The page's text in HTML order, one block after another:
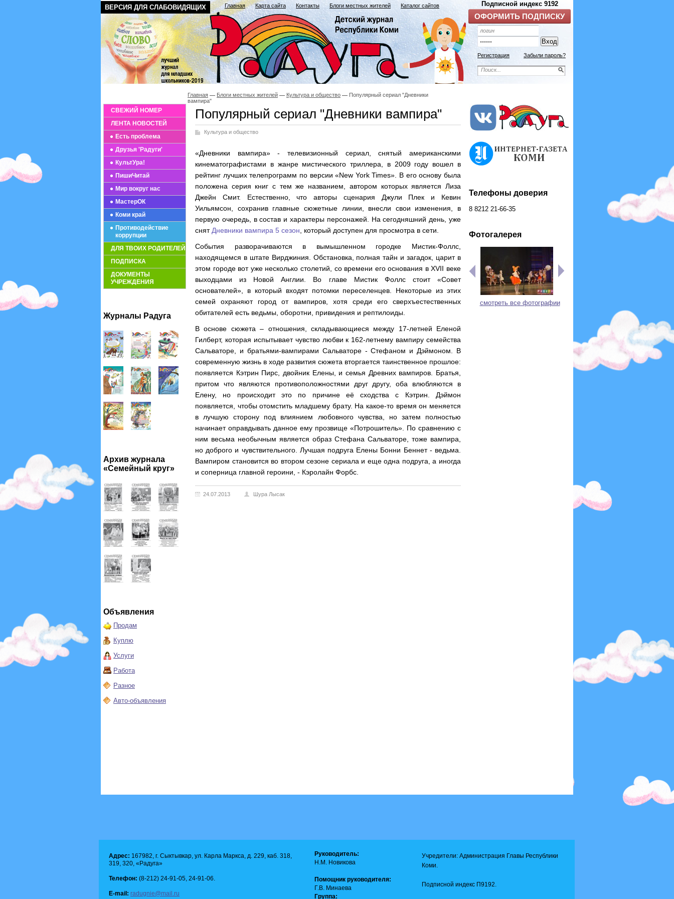
ВЕРСИЯ ДЛЯ СЛАБОВИДЯЩИХ Главная Карта сайта Контакты Блоги местных жителей Каталог сайтов
Регистрация Забыли пароль?
СВЕЖИЙ НОМЕР
ЛЕНТА НОВОСТЕЙ
Есть проблема
Друзья 'Радуги'
КультУра!
ПишиЧитай
Мир вокруг нас
МастерОК
Коми край
Противодействие
коррупции
ДЛЯ ТВОИХ РОДИТЕЛЕЙ
ПОДПИСКА
ДОКУМЕНТЫ
УЧРЕЖДЕНИЯ
Журналы Радуга
Архив журнала
«Семейный круг»
Объявления
Продам
Куплю
Услуги
Работа
Разное
Авто-объявления
Главная Блоги местных жителей Культура и общество
Популярный сериал "Дневники
вампира"
Популярный сериал "Дневники вампира"
Культура и общество
«Дневники вампира» - телевизионный сериал, снятый американскими
кинематографистами в жанре мистического триллера, в 2009 году вошел в
рейтинг лучших телепрограмм по версии «New York Times». В его основу была
положена серия книг с тем же названием, автором которых является Лиза
Джейн Смит. Естественно, что авторы сценария Джули Плек и Кевин
Уильямсон, сохранив главные сюжетные линии, внесли свои изменения, в
первую очередь, в состав и характеры персонажей. На сегодняшний день, уже
снят Дневники вампира 5 сезон , который доступен для просмотра в сети.
События разворачиваются в вымышленном городке Мистик-Фоллс,
находящемся в штате Вирджиния. Обстановка, полная тайн и загадок, царит в
этом городе вот уже несколько столетий, со времени его основания в XVII веке
выходцами из Новой Англии. Во главе Мистик Фоллс стоит «Совет
основателей», в который входят потомки переселенцев. Некоторые из этих
семей охраняют город от вампиров, хотя среди его сверхъестественных
обитателей есть ведьмы, оборотни, привидения и рептилоиды.
В основе сюжета – отношения, складывающиеся между 17-летней Еленой
Гилберт, которая испытывает чувство любви к 162-летнему вампиру семейства
Сальваторе, и братьями-вампирами Сальваторе - Стефаном и Дэймоном. В
современную жизнь в ходе развития сюжета вторгается таинственное прошлое:
появляется Кэтрин Пирс, двойник Елены, и семья Древних вампиров. Братья,
притом что являются противоположностями друг другу, оба влюбляются в
Елену, но происходит это по причине её сходства с Кэтрин. Дэймон
появляется, чтобы отомстить младшему брату. На какое-то время он меняется
в лучшую сторону под влиянием любовного чувства, но затем полностью
начинает оправдывать данное ему прозвище «Потрошитель». По сравнению с
ним весьма необычным является образ Стефана Сальваторе, тоже вампира,
но доброго и чувствительного. Лучшая подруга Елены Бонни Беннет - ведьма.
Вампиром становится во втором сезоне сериала и еще одна подруга, а иногда
и соперница главной героини, - Кэролайн Форбс.
24.07.2013 Шура Лысак
Телефоны доверия
8 8212 21-66-35
Фотогалерея
смотреть все фотографии
Адрес: 167982, г. Сыктывкар, ул. Карла Маркса, д. 229, каб. 318,
319, 320, «Радуга»
Телефон: (8-212) 24-91-05, 24-91-06.
E-mail: radugnie@mail.ru
Руководитель:
Н.М. Новикова
Помощник руководителя:
Г.В. Минаева
Группа:
Учредители: Администрация Главы Республики
Коми.
Подписной индекс П9192.